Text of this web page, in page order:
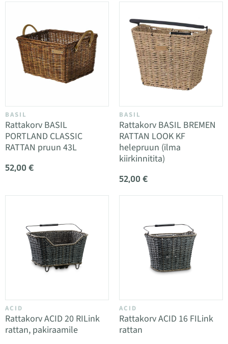
BASIL
Rattakorv BASIL
PORTLAND CLASSIC
RATTAN pruun 43L
52,00 €
BASIL
Rattakorv BASIL BREMEN
RATTAN LOOK KF
helepruun (ilma
kiirkinnitita)
52,00 €
ACID
Rattakorv ACID 20 RILink
rattan, pakiraamile
ACID
Rattakorv ACID 16 FILink
rattan